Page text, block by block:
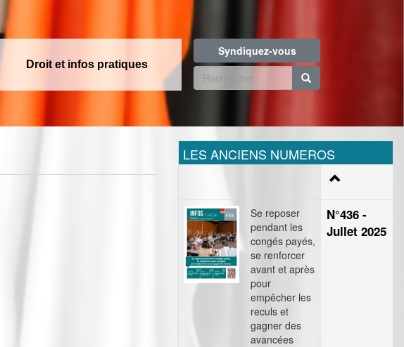
Droit et infos pratiques
Syndiquez-vous
Formulaire
recherche
LES ANCIENS NUMEROS
Se reposer
pendant les
congés payés,
se renforcer
avant et après
pour
empêcher les
reculs et
gagner des
avancées
N°436 -
Jullet 2025